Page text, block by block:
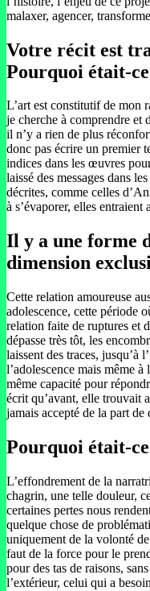
malaxer, agencer,
Votre récit est
Pourquoi était-
L’art est constitutif de mon
je cherche à comprendre et
il n’y a rien de plus
donc pas écrire un premier
indices dans les œuvres
laissé des messages dans
décrites, comme celles
à s’évaporer, elles
Il y a une forme
dimension
Cette relation amoureuse
adolescence, cette période
relation faite de ruptures et
dépasse très tôt, les
laissent des traces, jusqu’à
l’adolescence mais même
même capacité pour
écrit qu’avant, elle trouvait
jamais accepté de la part
Pourquoi était-
L’effondrement de la
chagrin, une telle douleur,
certaines pertes nous
quelque chose de
uniquement de la volonté
faut de la force pour le
pour des tas de raisons,
l’extérieur, celui qui a